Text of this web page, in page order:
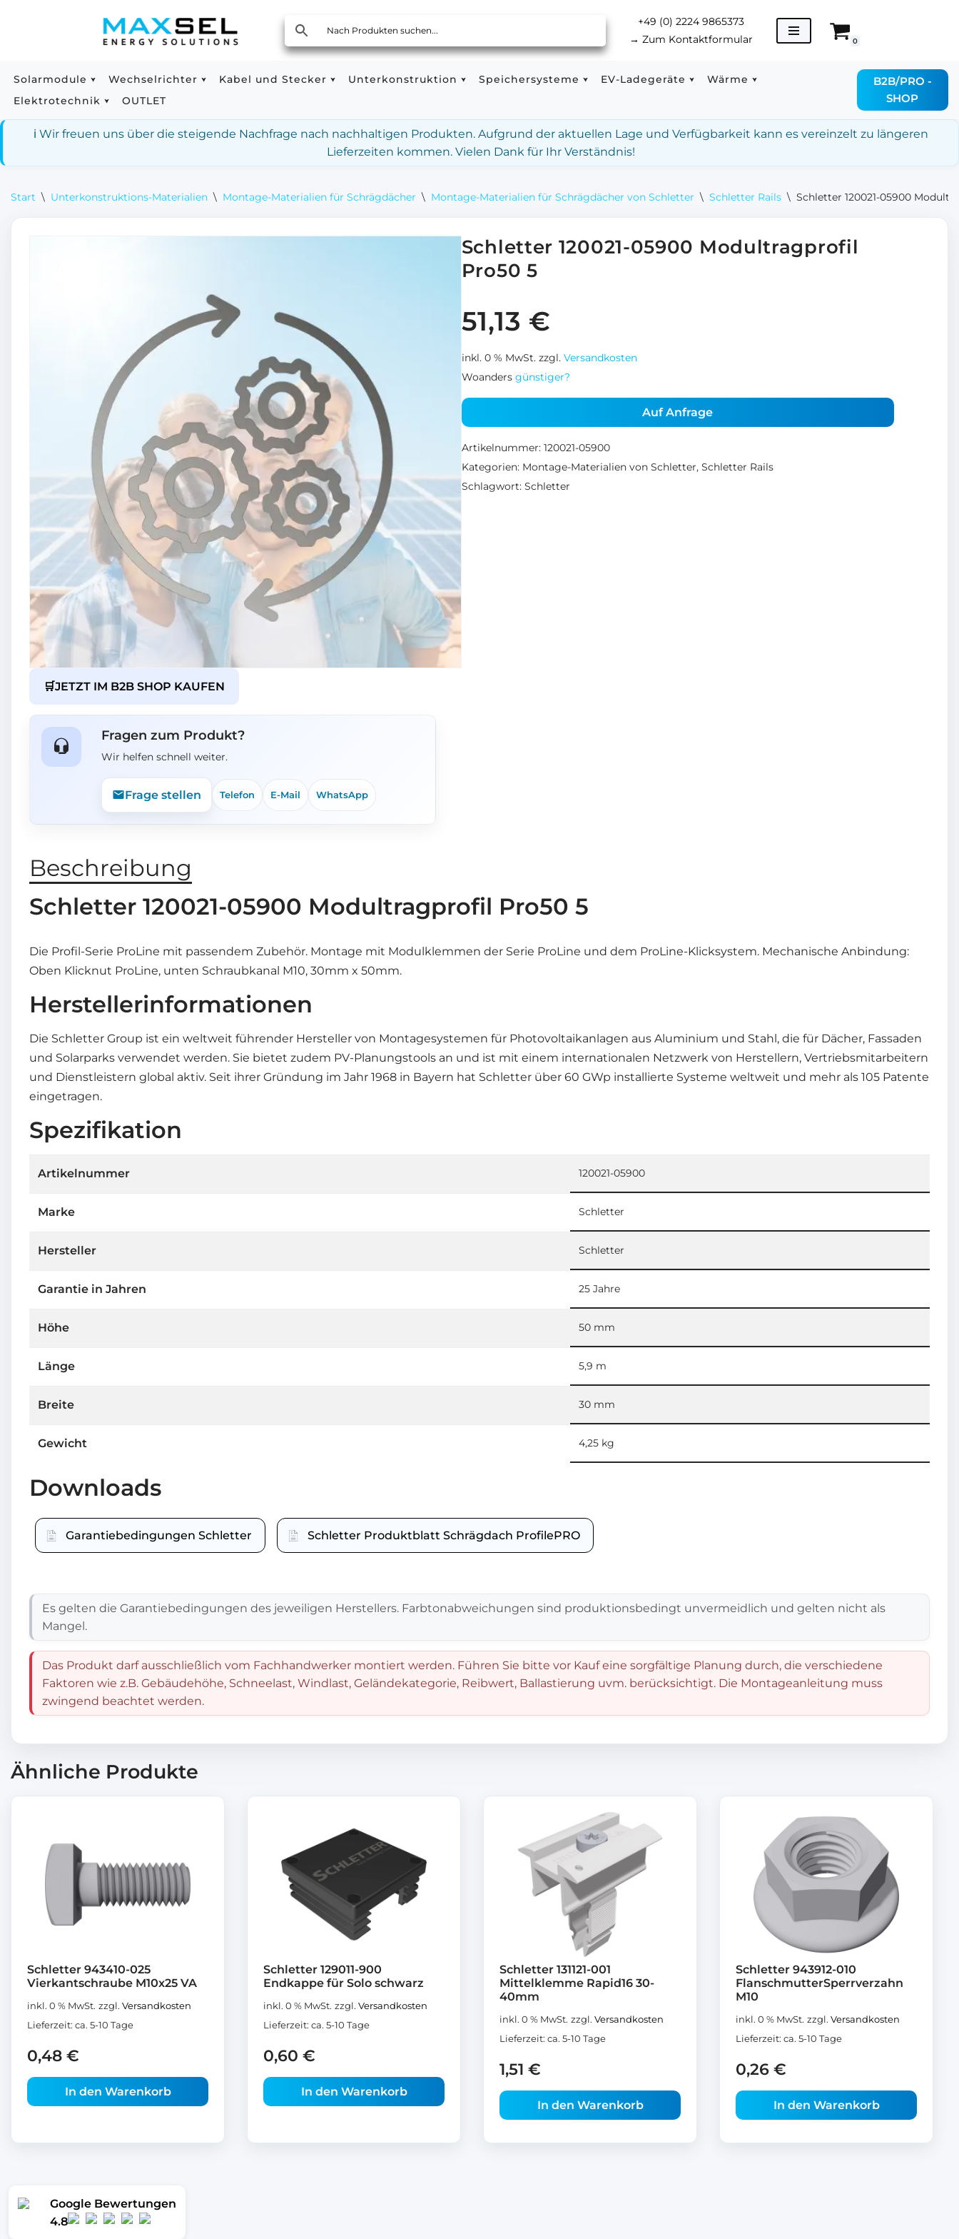
springen
Google Bewertungen
4.8
+49 (0) 2224 9865373
→ Zum Kontaktformular 0
Solarmodule Wechselrichter Kabel und Stecker Unterkonstruktion Speichersysteme EV-Ladegeräte
Wärme
Elektrotechnik
OUTLET
B2B/PRO -
SHOP
ℹ️ Wir freuen uns über die steigende Nachfrage nach nachhaltigen Produkten. Aufgrund der aktuellen Lage und Verfügbarkeit kann es vereinzelt zu längeren
Lieferzeiten kommen. Vielen Dank für Ihr Verständnis!
Start \ Unterkonstruktions-Materialien \ Montage-Materialien für Schrägdächer \ Montage-Materialien für Schrägdächer von Schletter \ Schletter Rails \ Schletter 120021-05900
🛒JETZT IM B2B SHOP KAUFEN
Fragen zum Produkt?
Wir helfen schnell weiter.
Frage stellen Telefon E-Mail WhatsApp
Schletter 120021-05900 Modultragprofil
Pro50 5
51,13 €
inkl. 0 % MwSt. zzgl. Versandkosten
Woanders günstiger?
Auf Anfrage
Artikelnummer: 120021-05900
Kategorien: Montage-Materialien von Schletter, Schletter Rails
Schlagwort: Schletter
Beschreibung
Schletter 120021-05900 Modultragprofil Pro50 5
Die Profil-Serie ProLine mit passendem Zubehör. Montage mit Modulklemmen der Serie ProLine und dem ProLine-Klicksystem. Mechanische Anbindung:
Oben Klicknut ProLine, unten Schraubkanal M10, 30mm x 50mm.
Herstellerinformationen
Die Schletter Group ist ein weltweit führender Hersteller von Montagesystemen für Photovoltaikanlagen aus Aluminium und Stahl, die für Dächer, Fassaden
und Solarparks verwendet werden. Sie bietet zudem PV-Planungstools an und ist mit einem internationalen Netzwerk von Herstellern, Vertriebsmitarbeitern
und Dienstleistern global aktiv. Seit ihrer Gründung im Jahr 1968 in Bayern hat Schletter über 60 GWp installierte Systeme weltweit und mehr als 105 Patente
eingetragen.
Spezifikation
Artikelnummer 120021-05900
Marke Schletter
Hersteller Schletter
Garantie in Jahren 25 Jahre
Höhe 50 mm
Länge 5,9 m
Breite 30 mm
Gewicht 4,25 kg
Downloads
Garantiebedingungen Schletter Schletter Produktblatt Schrägdach ProfilePRO
Es gelten die Garantiebedingungen des jeweiligen Herstellers. Farbtonabweichungen sind produktionsbedingt unvermeidlich und gelten nicht als
Mangel.
Das Produkt darf ausschließlich vom Fachhandwerker montiert werden. Führen Sie bitte vor Kauf eine sorgfältige Planung durch, die verschiedene
Faktoren wie z.B. Gebäudehöhe, Schneelast, Windlast, Geländekategorie, Reibwert, Ballastierung uvm. berücksichtigt. Die Montageanleitung muss
zwingend beachtet werden.
Ähnliche Produkte
Schletter 943410-025
Vierkantschraube M10x25 VA
inkl. 0 % MwSt. zzgl. Versandkosten
Lieferzeit: ca. 5-10 Tage
0,48 €
In den Warenkorb
Schletter 129011-900
Endkappe für Solo schwarz
inkl. 0 % MwSt. zzgl. Versandkosten
Lieferzeit: ca. 5-10 Tage
0,60 €
In den Warenkorb
Schletter 131121-001
Mittelklemme Rapid16 30-
40mm
inkl. 0 % MwSt. zzgl. Versandkosten
Lieferzeit: ca. 5-10 Tage
1,51 €
In den Warenkorb
Schletter 943912-010
FlanschmutterSperrverzahn
M10
inkl. 0 % MwSt. zzgl. Versandkosten
Lieferzeit: ca. 5-10 Tage
0,26 €
In den Warenkorb